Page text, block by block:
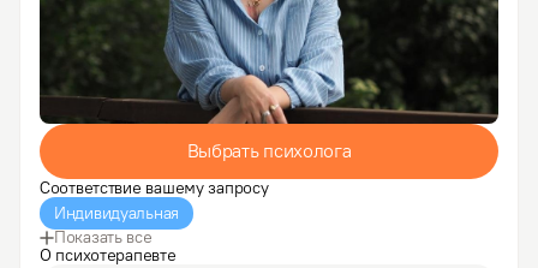
Выбрать психолога
Соответствие вашему запросу
Индивидуальная
Показать все
О психотерапевте